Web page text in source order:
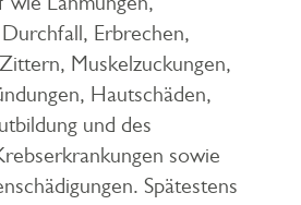
wie Lähmungen,
Erbrechen,
Muskelzuckungen,
Hautschäden,
und des
sowie
Spätestens